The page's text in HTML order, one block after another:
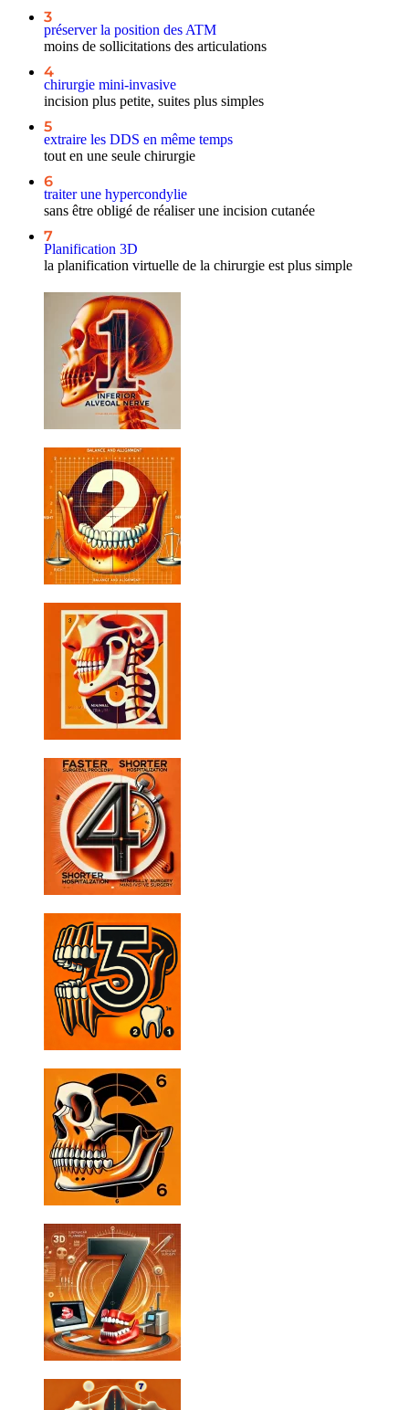
3
préserver la position des ATM
moins de sollicitations des articulations
4
chirurgie mini-invasive
incision plus petite, suites plus simples
5
extraire les DDS en même temps
tout en une seule chirurgie
6
traiter une hypercondylie
sans être obligé de réaliser une incision cutanée
7
Planification 3D
la planification virtuelle de la chirurgie est plus simple